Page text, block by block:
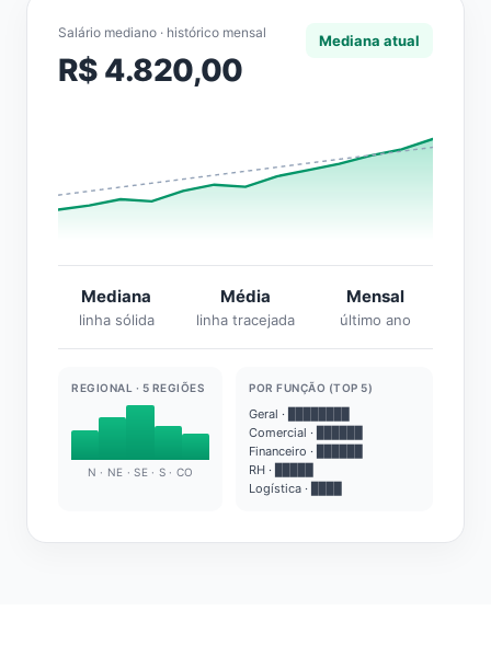
Salário mediano · histórico mensal
R$ 4.820,00
Mediana atual
Mediana
linha sólida
Média
linha tracejada
Mensal
último ano
REGIONAL · 5 REGIÕES
N · NE · SE · S · CO
POR FUNÇÃO (TOP 5)
Geral · ████████
Comercial · ██████
Financeiro · ██████
RH · █████
Logística · ████